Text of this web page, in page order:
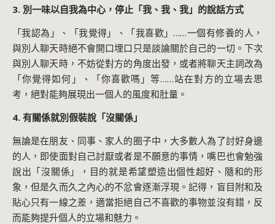
3. 別一味以自我為中心，停止「我、我、我」的說話方式
「我認為」、「我覺得」、「我喜歡」……一個有修養的人，
與別人聊天時絕不會開口埋口只是談論關於自己的一切。下次
與別人聊天時，不妨從對方的角度出發，或者將聊天主詞改為
「你覺得如何」、「你喜歡嗎」等……站在對方的立場去思
考，絕對能夠展現出一個人的風度和肚量。
4. 有關係就別假裝說「沒關係」
無論是在朋友、同事、家人的圈子中，大多數人為了討好身邊
的人，即使面對自己討厭或者是不願意的事情，嘴巴也會勉強
說出「沒關係」，目的就是希望塑造出個性超好、隨和的形
象，但是久而久之內心的不忿會逐漸浮現。記得，盲目附和及
貼心只有一線之差，適當拒絕自己不喜歡的事物並沒有錯，反
而能夠提升個人的立場和魅力。